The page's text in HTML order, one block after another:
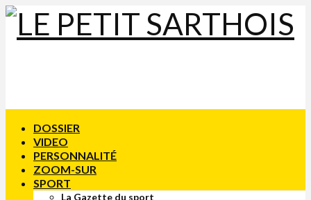
DOSSIER
VIDEO
PERSONNALITÉ
ZOOM-SUR
SPORT
La Gazette du sport